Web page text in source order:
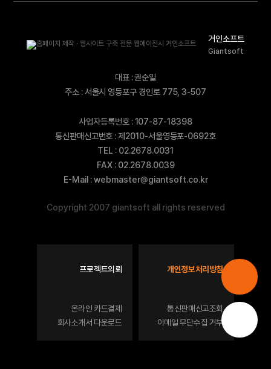
거인소프트
Giantsoft
대표 : 권순일
주소 : 서울시 영등포구 경인로 775, 3-507
사업자등록번호 : 107-87-18398
통신판매신고번호 : 제2010-서울영등포-0692호
TEL : 02.2678.0031
FAX : 02.2678.0039
E-Mail :webmaster@giantsoft.co.kr
Copyright 2007 giantsoft all rights reserved
프로젝트의뢰
온라인 카드결제
회사소개서 다운로드
개인정보처리방침
통신판매신고조회
이메일 무단수집 거부